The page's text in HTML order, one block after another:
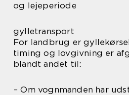
og lejeperiode
gylletransport
For landbrug er
timing og lovgivning er
blandt andet til:
– Om vognmanden har